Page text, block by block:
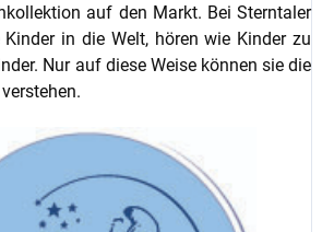
auf den Markt. Bei Sterntaler
in die Welt, hören wie Kinder zu
Nur auf diese Weise können sie die